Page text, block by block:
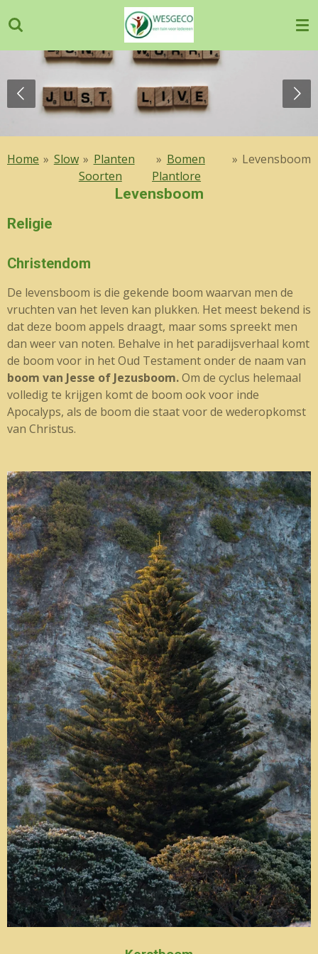
direct
naar
hoofdinhoud
Home » Slow » Planten
Soorten
» Bomen
Plantlore
» Levensboom
Levensboom
Religie
Christendom
De levensboom is die gekende boom waarvan men de
vruchten van het leven kan plukken. Het meest bekend is
dat deze boom appels draagt, maar soms spreekt men
dan weer van noten. Behalve in het paradijsverhaal komt
de boom voor in het Oud Testament onder de naam van
boom van Jesse of Jezusboom.Om de cyclus helemaal
volledig te krijgen komt de boom ook voor inde
Apocalyps, als de boom die staat voor de wederopkomst
van Christus.